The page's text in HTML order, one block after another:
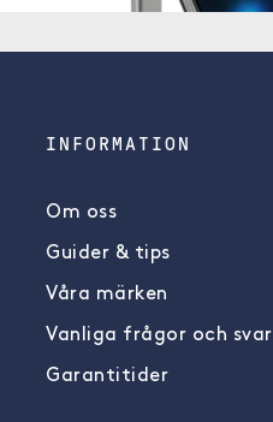
INFORMATION
Om oss
Guider & tips
Våra märken
Vanliga frågor och svar
Garantitider